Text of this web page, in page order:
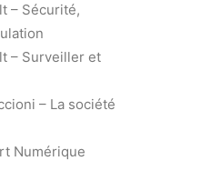
– Sécurité,
– Surveiller et
– La société
Numérique